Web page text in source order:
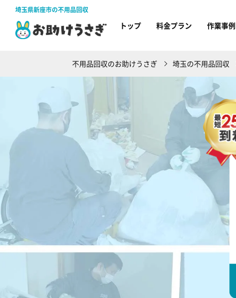
埼玉県新座市の不用品回収
トップ 料金プラン 作業事例
不用品回収のお助けうさぎ 埼玉の不用品回収